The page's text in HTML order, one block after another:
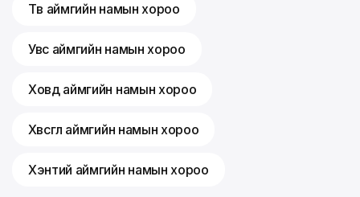
Төв аймгийн намын хороо
Увс аймгийн намын хороо
Ховд аймгийн намын хороо
Хөвсгөл аймгийн намын хороо
Хэнтий аймгийн намын хороо